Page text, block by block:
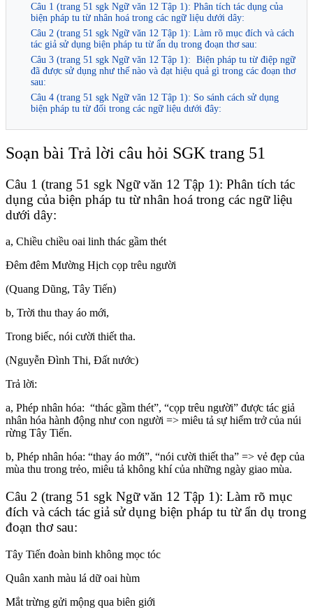
Câu 1 (trang 51 sgk Ngữ văn 12 Tập 1): Phân tích tác dụng của
biện pháp tu từ nhân hoá trong các ngữ liệu dưới dây:
Câu 2 (trang 51 sgk Ngữ văn 12 Tập 1): Làm rõ mục đích và cách
tác giả sử dụng biện pháp tu từ ẩn dụ trong đoạn thơ sau:
Câu 3 (trang 51 sgk Ngữ văn 12 Tập 1): Biện pháp tu từ điệp ngữ
đã được sử dụng như thế nào và đạt hiệu quả gì trong các đoạn thơ
sau:
Câu 4 (trang 51 sgk Ngữ văn 12 Tập 1): So sánh cách sử dụng
biện pháp tu từ đối trong các ngữ liệu dưới đây:
Soạn bài Trả lời câu hỏi SGK trang 51
Câu 1 (trang 51 sgk Ngữ văn 12 Tập 1): Phân tích tác
dụng của biện pháp tu từ nhân hoá trong các ngữ liệu
dưới dây:
a, Chiều chiều oai linh thác gầm thét
Đêm đêm Mường Hịch cọp trêu người
(Quang Dũng, Tây Tiến)
b, Trời thu thay áo mới,
Trong biếc, nói cười thiết tha.
(Nguyễn Đình Thi, Đất nước)
Trả lời:
a, Phép nhân hóa: “thác gầm thét”, “cọp trêu người” được tác giả
nhân hóa hành động như con người => miêu tả sự hiểm trở của núi
rừng Tây Tiến.
b, Phép nhân hóa: “thay áo mới”, “nói cười thiết tha” => vẻ đẹp của
mùa thu trong trẻo, miêu tả không khí của những ngày giao mùa.
Câu 2 (trang 51 sgk Ngữ văn 12 Tập 1): Làm rõ mục
đích và cách tác giả sử dụng biện pháp tu từ ẩn dụ trong
đoạn thơ sau:
Tây Tiến đoàn binh không mọc tóc
Quân xanh màu lá dữ oai hùm
Mắt trừng gửi mộng qua biên giới